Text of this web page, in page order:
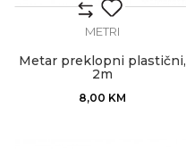
METRI
Metar preklopni plastični,
2m
8,00 KM